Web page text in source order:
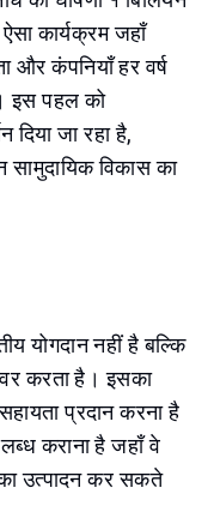
कार्यक्रम जहाँ
और कंपनियाँ हर वर्ष
इस पहल को
जा रहा है,
विकास का
योगदान नहीं है बल्कि
करता है। इसका
प्रदान करना है
कराना है जहाँ वे
उत्पादन कर सकते